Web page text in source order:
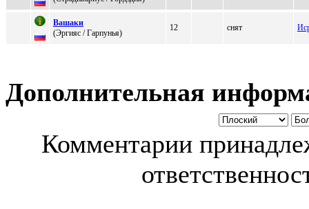
Вaшaки
(Эpгияс / Гaрпунья)
12 снят
Дополнительная
Комментарии